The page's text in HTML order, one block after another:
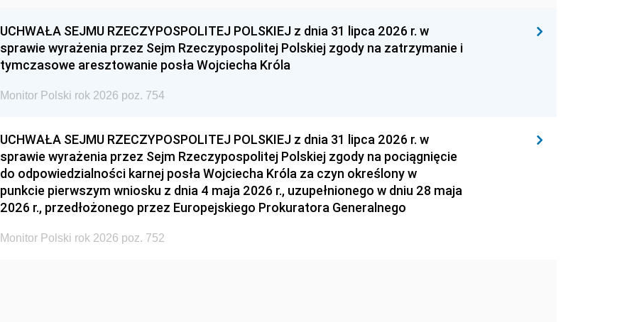
UCHWAŁA SEJMU RZECZYPOSPOLITEJ POLSKIEJ z dnia 31 lipca 2026 r. w
sprawie wyrażenia przez Sejm Rzeczypospolitej Polskiej zgody na zatrzymanie i
tymczasowe aresztowanie posła Wojciecha Króla
Monitor Polski rok 2026 poz. 754
UCHWAŁA SEJMU RZECZYPOSPOLITEJ POLSKIEJ z dnia 31 lipca 2026 r. w
sprawie wyrażenia przez Sejm Rzeczypospolitej Polskiej zgody na pociągnięcie
do odpowiedzialności karnej posła Wojciecha Króla za czyn określony w
punkcie pierwszym wniosku z dnia 4 maja 2026 r., uzupełnionego w dniu 28 maja
2026 r., przedłożonego przez Europejskiego Prokuratora Generalnego
Monitor Polski rok 2026 poz. 752